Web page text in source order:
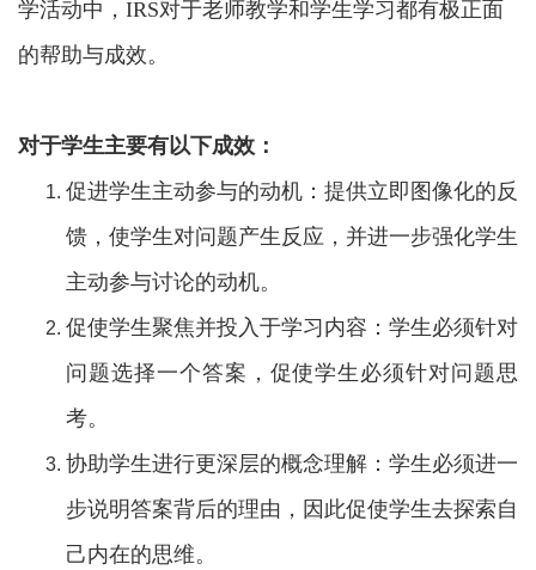
学活动中，IRS对于老师教学和学生学习都有极正面
的帮助与成效。
对于学生主要有以下成效：
促进学生主动参与的动机：提供立即图像化的反
馈，使学生对问题产生反应，并进一步强化学生
主动参与讨论的动机。
促使学生聚焦并投入于学习内容：学生必须针对
问题选择一个答案，促使学生必须针对问题思
考。
协助学生进行更深层的概念理解：学生必须进一
步说明答案背后的理由，因此促使学生去探索自
己内在的思维。